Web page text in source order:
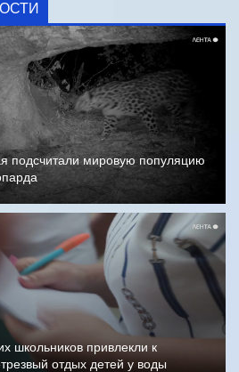
подсчитали мировую популяцию
школьников привлекли к
отдых детей у воды